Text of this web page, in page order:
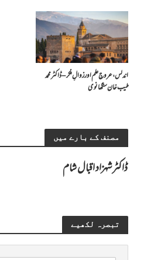
اندلس، عروجِ علم اور زوالِ فکر – ڈاکٹر محمد
طیب خان سنگھانوی
مصنف کے بارے میں
ڈاکٹر شہزاد اقبال شام
تبصرہ لکھیے